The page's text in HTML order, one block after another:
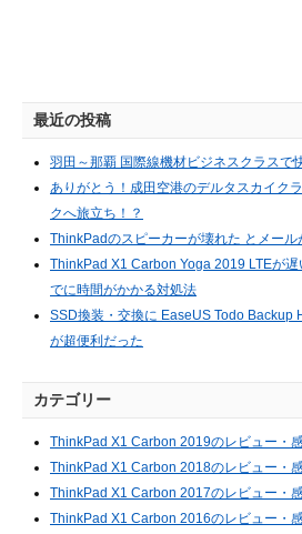
最近の投稿
羽田～那覇 国際線機材ビジネスクラスで
ありがとう！成田空港のデルタスカイク
クへ旅立ち！？
ThinkPadのスピーカーが壊れた とメール
ThinkPad X1 Carbon Yoga 2019 LTEが遅
でに時間がかかる対処法
SSD換装・交換に EaseUS Todo Backup
が超便利だった
カテゴリー
ThinkPad X1 Carbon 2019のレビュー・
ThinkPad X1 Carbon 2018のレビュー・
ThinkPad X1 Carbon 2017のレビュー・
ThinkPad X1 Carbon 2016のレビュー・